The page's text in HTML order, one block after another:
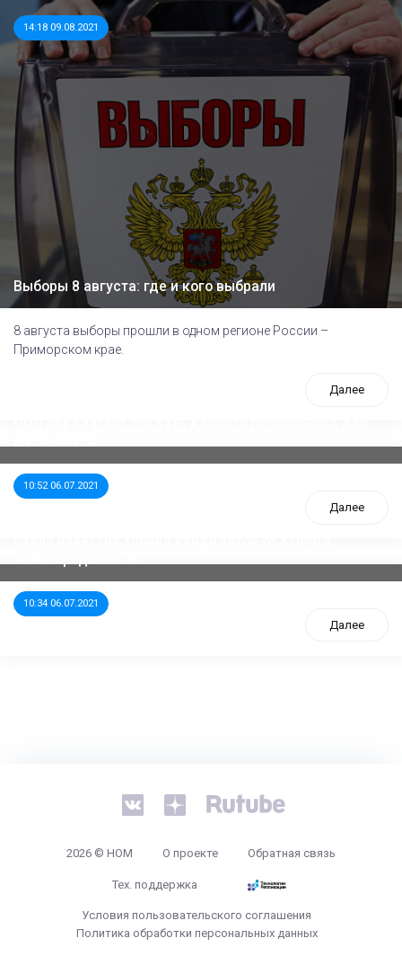
14:18 09.08.2021
Выборы 8 августа: где и кого выбрали
8 августа выборы прошли в одном регионе России –
Приморском крае.
Далее
10:52 06.07.2021
Далее
10:34 06.07.2021
Далее
2026 © НОМ О проекте Обратная связь
Тех. поддержка
Условия пользовательского соглашения
Политика обработки персональных данных